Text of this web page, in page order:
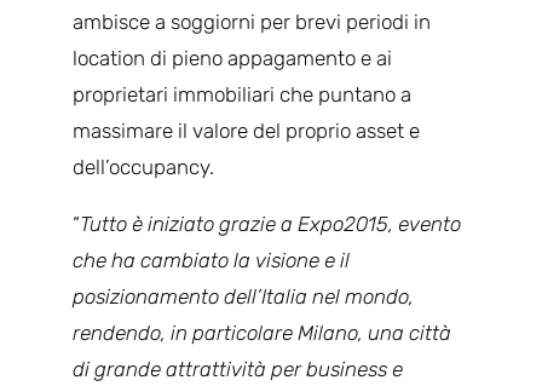
ambisce a soggiorni per brevi periodi in
location di pieno appagamento e ai
proprietari immobiliari che puntano a
massimare il valore del proprio asset e
dell’occupancy.
“Tutto è iniziato grazie a Expo2015, evento
che ha cambiato la visione e il
posizionamento dell’Italia nel mondo,
rendendo, in particolare Milano, una città
di grande attrattività per business e